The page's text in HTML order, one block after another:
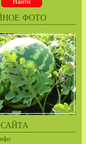
ФОТО